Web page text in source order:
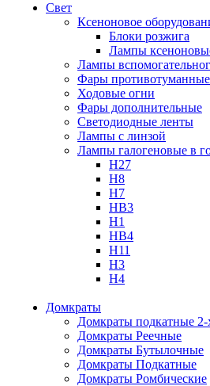
Свет
Ксеноновое
Блоки розжига
Лампы
Лампы
Фары противотуманные
Ходовые огни
Фары дополнительные
Светодиодные ленты
Лампы с линзой
Лампы галогеновые в
H27
H8
H7
HB3
H1
HB4
H11
H3
H4
Домкраты
Домкраты подкатные
Домкраты Реечные
Домкраты Бутылочные
Домкраты Подкатные
Домкраты Ромбические